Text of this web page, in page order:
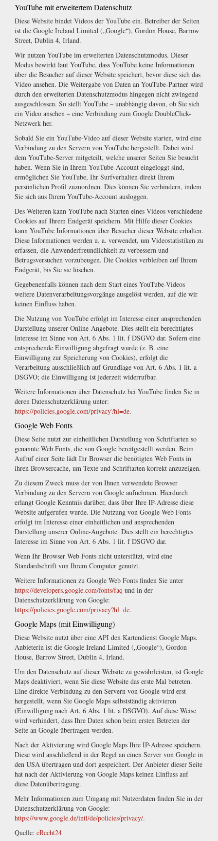
YouTube mit erweitertem Datenschutz
Diese Website bindet Videos der YouTube ein. Betreiber der Seiten
ist die Google Ireland Limited („Google“), Gordon House, Barrow
Street, Dublin 4, Irland.
Wir nutzen YouTube im erweiterten Datenschutzmodus. Dieser
Modus bewirkt laut YouTube, dass YouTube keine Informationen
über die Besucher auf dieser Website speichert, bevor diese sich das
Video ansehen. Die Weitergabe von Daten an YouTube-Partner wird
durch den erweiterten Datenschutzmodus hingegen nicht zwingend
ausgeschlossen. So stellt YouTube – unabhängig davon, ob Sie sich
ein Video ansehen – eine Verbindung zum Google DoubleClick-
Netzwerk her.
Sobald Sie ein YouTube-Video auf dieser Website starten, wird eine
Verbindung zu den Servern von YouTube hergestellt. Dabei wird
dem YouTube-Server mitgeteilt, welche unserer Seiten Sie besucht
haben. Wenn Sie in Ihrem YouTube-Account eingeloggt sind,
ermöglichen Sie YouTube, Ihr Surfverhalten direkt Ihrem
persönlichen Profil zuzuordnen. Dies können Sie verhindern, indem
Sie sich aus Ihrem YouTube-Account ausloggen.
Des Weiteren kann YouTube nach Starten eines Videos verschiedene
Cookies auf Ihrem Endgerät speichern. Mit Hilfe dieser Cookies
kann YouTube Informationen über Besucher dieser Website erhalten.
Diese Informationen werden u. a. verwendet, um Videostatistiken zu
erfassen, die Anwenderfreundlichkeit zu verbessern und
Betrugsversuchen vorzubeugen. Die Cookies verbleiben auf Ihrem
Endgerät, bis Sie sie löschen.
Gegebenenfalls können nach dem Start eines YouTube-Videos
weitere Datenverarbeitungsvorgänge ausgelöst werden, auf die wir
keinen Einfluss haben.
Die Nutzung von YouTube erfolgt im Interesse einer ansprechenden
Darstellung unserer Online-Angebote. Dies stellt ein berechtigtes
Interesse im Sinne von Art. 6 Abs. 1 lit. f DSGVO dar. Sofern eine
entsprechende Einwilligung abgefragt wurde (z. B. eine
Einwilligung zur Speicherung von Cookies), erfolgt die
Verarbeitung ausschließlich auf Grundlage von Art. 6 Abs. 1 lit. a
DSGVO; die Einwilligung ist jederzeit widerrufbar.
Weitere Informationen über Datenschutz bei YouTube finden Sie in
deren Datenschutzerklärung unter:
https://policies.google.com/privacy?hl=de.
Google Web Fonts
Diese Seite nutzt zur einheitlichen Darstellung von Schriftarten so
genannte Web Fonts, die von Google bereitgestellt werden. Beim
Aufruf einer Seite lädt Ihr Browser die benötigten Web Fonts in
ihren Browsercache, um Texte und Schriftarten korrekt anzuzeigen.
Zu diesem Zweck muss der von Ihnen verwendete Browser
Verbindung zu den Servern von Google aufnehmen. Hierdurch
erlangt Google Kenntnis darüber, dass über Ihre IP-Adresse diese
Website aufgerufen wurde. Die Nutzung von Google Web Fonts
erfolgt im Interesse einer einheitlichen und ansprechenden
Darstellung unserer Online-Angebote. Dies stellt ein berechtigtes
Interesse im Sinne von Art. 6 Abs. 1 lit. f DSGVO dar.
Wenn Ihr Browser Web Fonts nicht unterstützt, wird eine
Standardschrift von Ihrem Computer genutzt.
Weitere Informationen zu Google Web Fonts finden Sie unter
https://developers.google.com/fonts/faq und in der
Datenschutzerklärung von Google:
https://policies.google.com/privacy?hl=de.
Google Maps (mit Einwilligung)
Diese Website nutzt über eine API den Kartendienst Google Maps.
Anbieterin ist die Google Ireland Limited („Google“), Gordon
House, Barrow Street, Dublin 4, Irland.
Um den Datenschutz auf dieser Website zu gewährleisten, ist Google
Maps deaktiviert, wenn Sie diese Website das erste Mal betreten.
Eine direkte Verbindung zu den Servern von Google wird erst
hergestellt, wenn Sie Google Maps selbstständig aktivieren
(Einwilligung nach Art. 6 Abs. 1 lit. a DSGVO). Auf diese Weise
wird verhindert, dass Ihre Daten schon beim ersten Betreten der
Seite an Google übertragen werden.
Nach der Aktivierung wird Google Maps Ihre IP-Adresse speichern.
Diese wird anschließend in der Regel an einen Server von Google in
den USA übertragen und dort gespeichert. Der Anbieter dieser Seite
hat nach der Aktivierung von Google Maps keinen Einfluss auf
diese Datenübertragung.
Mehr Informationen zum Umgang mit Nutzerdaten finden Sie in der
Datenschutzerklärung von Google:
https://www.google.de/intl/de/policies/privacy/.
Quelle: eRecht24